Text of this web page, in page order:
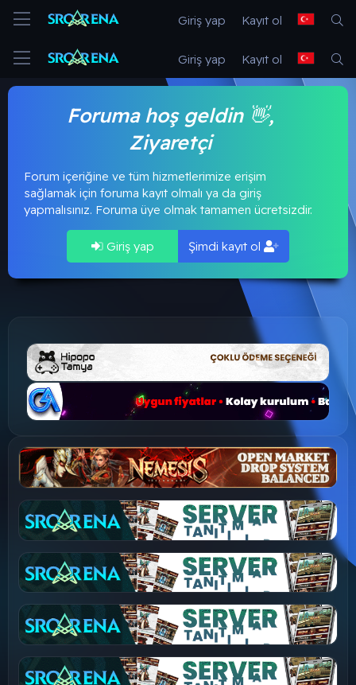
Giriş yap Kayıt ol
Giriş yap Kayıt ol
Foruma hoş geldin 👋,
Ziyaretçi
Forum içeriğine ve tüm hizmetlerimize erişim
sağlamak için foruma kayıt olmalı ya da giriş
yapmalısınız. Foruma üye olmak tamamen ücretsizdir.
Giriş yap Şimdi kayıt ol